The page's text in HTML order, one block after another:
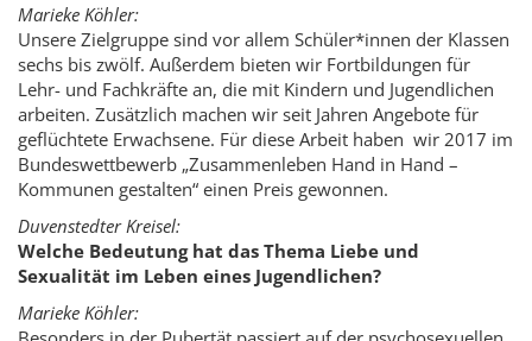
Marieke Köhler:
Unsere Zielgruppe sind vor allem Schüler*innen der Klassen
sechs bis zwölf. Außerdem bieten wir Fortbildungen für
Lehr- und Fachkräfte an, die mit Kindern und Jugendlichen
arbeiten. Zusätzlich machen wir seit Jahren Angebote für
geflüchtete Erwachsene. Für diese Arbeit haben wir 2017 im
Bundeswettbewerb „Zusammenleben Hand in Hand –
Kommunen gestalten“ einen Preis gewonnen.
Duvenstedter Kreisel:
Welche Bedeutung hat das Thema Liebe und
Sexualität im Leben eines Jugendlichen?
Marieke Köhler: